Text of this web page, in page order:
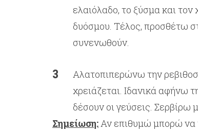
ελαιόλαδο, το ξύσμα και
δυόσμου. Τέλος, προσθέτω
συνενωθούν.
Αλατοπιπερώνω την
χρειάζεται. Ιδανικά αφήνω
δέσουν οι γεύσεις.
Σημείωση:Αν επιθυμώ μπορώ να